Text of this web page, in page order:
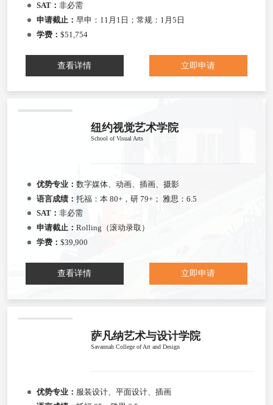
SAT： 非必需
申请截止： 早申：11月1日；常规：1月5日
学费： $51,754
查看详情 立即申请
纽约视觉艺术学院
School of Visual Arts
优势专业： 数字媒体、动画、插画、摄影
语言成绩： 托福：本 80+，研 79+； 雅思：6.5
SAT： 非必需
申请截止： Rolling（滚动录取）
学费： $39,900
查看详情 立即申请
萨凡纳艺术与设计学院
Savannah College of Art and Design
优势专业： 服装设计、平面设计、插画